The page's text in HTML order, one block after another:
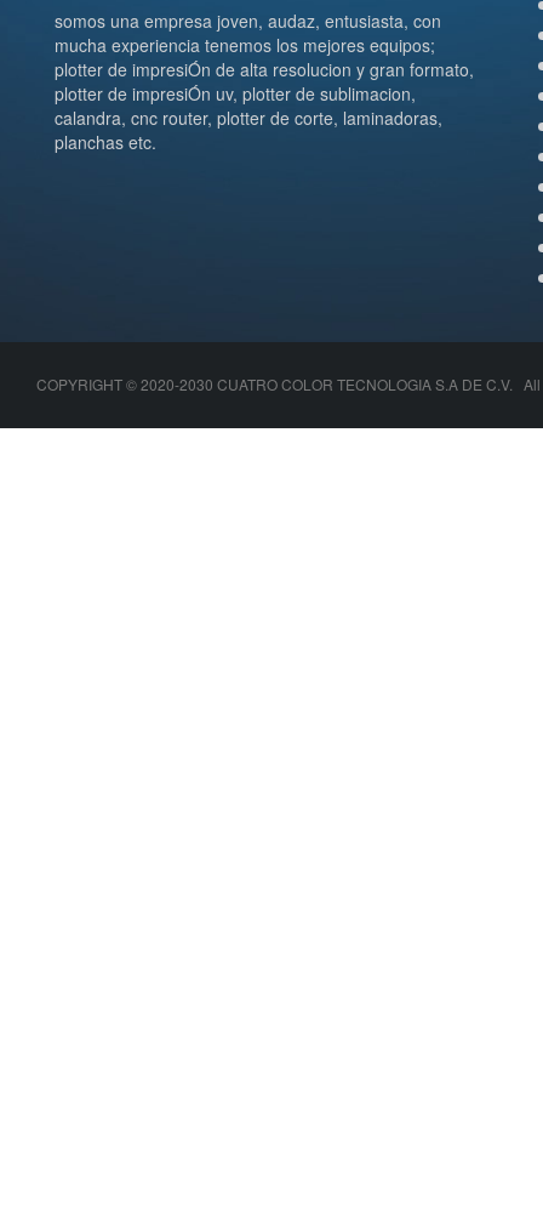
somos una empresa joven, audaz, entusiasta, con
mucha experiencia tenemos los mejores equipos;
plotter de impresiÓn de alta resolucion y gran formato,
plotter de impresiÓn uv, plotter de sublimacion,
calandra, cnc router, plotter de corte, laminadoras,
planchas etc.
COPYRIGHT © 2020-2030 CUATRO COLOR TECNOLOGIA S.A DE C.V.